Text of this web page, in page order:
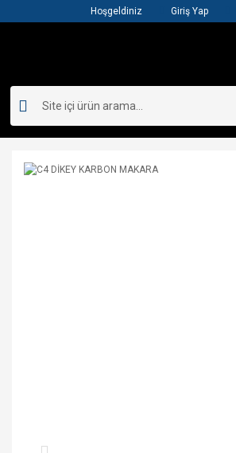
Hoşgeldiniz Giriş Yap